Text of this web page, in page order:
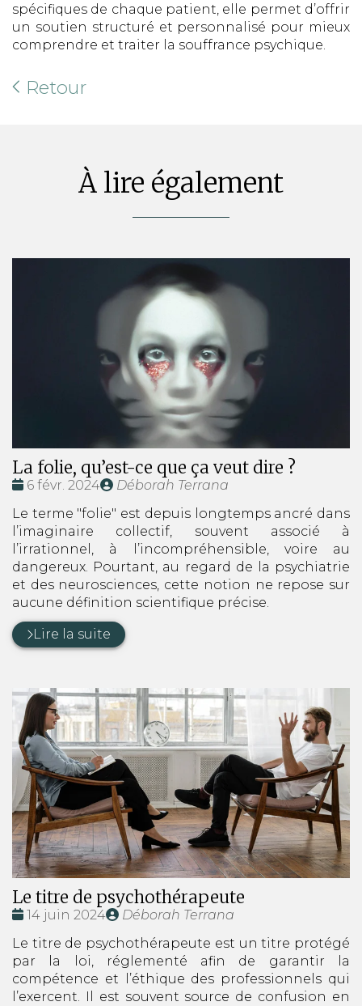
spécifiques de chaque patient, elle permet d’offrir
un soutien structuré et personnalisé pour mieux
comprendre et traiter la souffrance psychique.
Retour
À lire également
La folie, qu’est-ce que ça veut dire ?
Date
6 févr. 2024
Publié
Déborah Terrana
Le terme "folie" est depuis longtemps ancré dans
l’imaginaire collectif, souvent associé à
l’irrationnel, à l’incompréhensible, voire au
dangereux. Pourtant, au regard de la psychiatrie
et des neurosciences, cette notion ne repose sur
aucune définition scientifique précise.
Lire la suite
Le titre de psychothérapeute
Date
14 juin 2024
Publié
Déborah Terrana
Le titre de psychothérapeute est un titre protégé
par la loi, réglementé afin de garantir la
compétence et l’éthique des professionnels qui
l’exercent. Il est souvent source de confusion en